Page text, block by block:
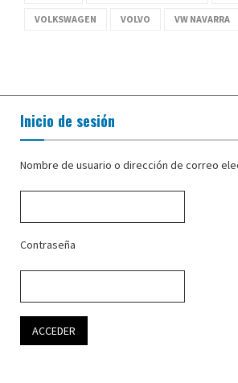
VOLKSWAGEN VOLVO VW NAVARRA
Inicio de sesión
Nombre de usuario o dirección de correo
Contraseña